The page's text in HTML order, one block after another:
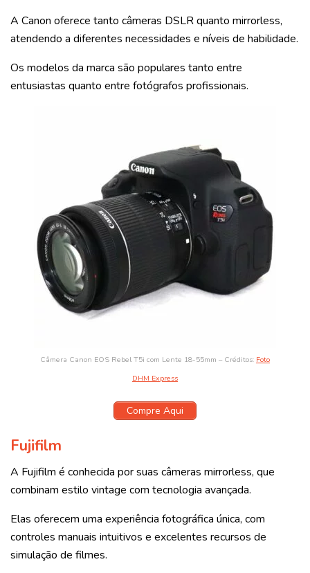
A Canon oferece tanto câmeras DSLR quanto mirrorless,
atendendo a diferentes necessidades e níveis de habilidade.
Os modelos da marca são populares tanto entre
entusiastas quanto entre fotógrafos profissionais.
Câmera Canon EOS Rebel T5i com Lente 18-55mm – Créditos: Foto
DHM Express
Compre Aqui
Fujifilm
A Fujifilm é conhecida por suas câmeras mirrorless, que
combinam estilo vintage com tecnologia avançada.
Elas oferecem uma experiência fotográfica única, com
controles manuais intuitivos e excelentes recursos de
simulação de filmes.